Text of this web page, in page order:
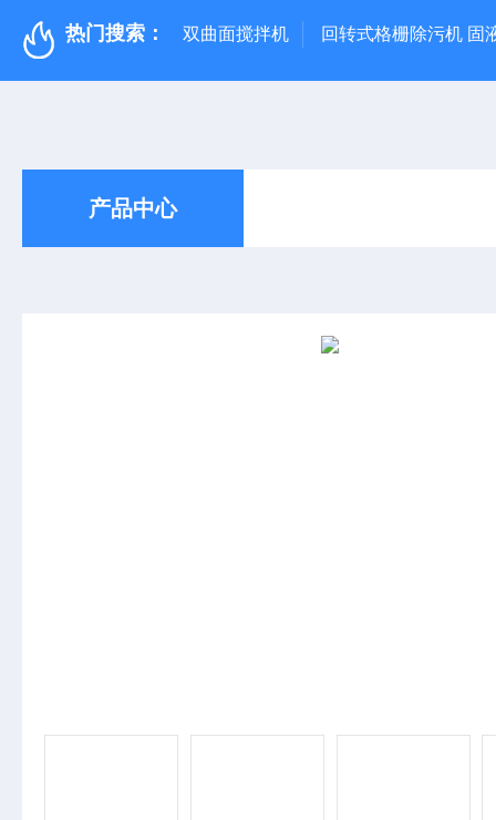
热门搜索： 双曲面搅拌机 回转式格栅除污机 固
产品中心